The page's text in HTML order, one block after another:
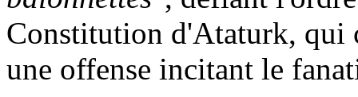
Constitution d'Ataturk, qui
une offense incitant le